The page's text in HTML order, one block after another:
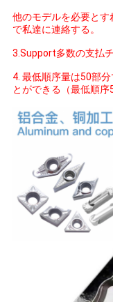
他のモデルを必要と
で私達に連絡する。
3.Support多数の支払
4. 最低順序量は50部
とができる（最低順序